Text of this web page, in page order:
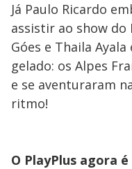
Já Paulo Ricardo
assistir ao show do
Góes e Thaila
gelado: os Alpes
e se aventuraram
ritmo!
O PlayPlus agora